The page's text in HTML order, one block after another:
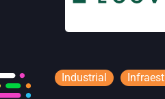
Industrial